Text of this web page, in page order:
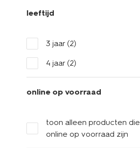
leeftijd
3 jaar (2)
4 jaar (2)
online op voorraad
toon alleen producten die
online op voorraad zijn